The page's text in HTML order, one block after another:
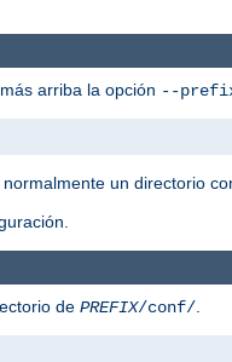
arriba la opción --
un directorio
de PREFIX/conf/.